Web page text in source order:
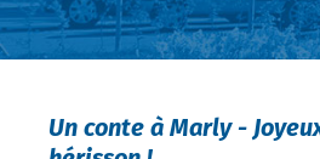
Un conte à Marly -